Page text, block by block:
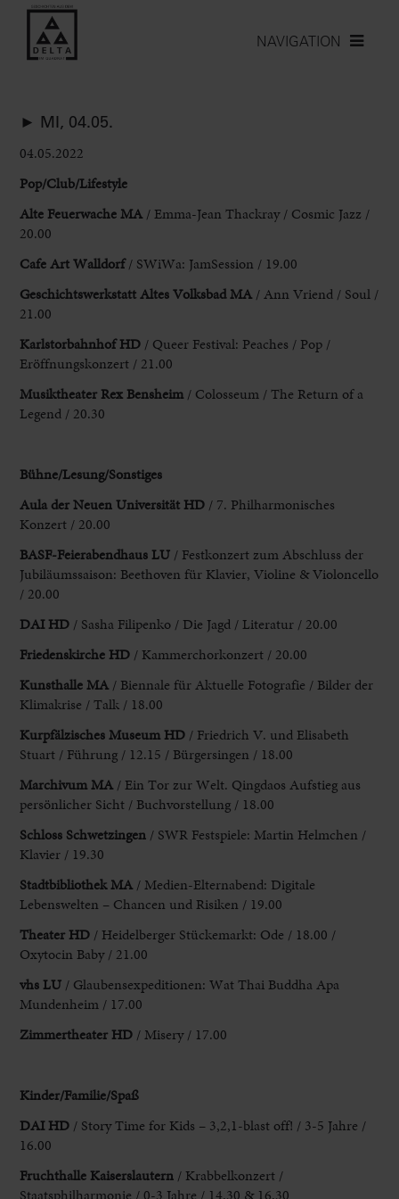
NAVIGATION
► MI, 04.05.
04.05.2022
Pop/Club/Lifestyle
Alte Feuerwache MA / Emma-Jean Thackray / Cosmic Jazz /
20.00
Cafe Art Walldorf/ SWiWa: JamSession / 19.00
Geschichtswerkstatt Altes Volksbad MA / Ann Vriend / Soul /
21.00
Karlstorbahnhof HD / Queer Festival: Peaches / Pop /
Eröffnungskonzert / 21.00
Musiktheater Rex Bensheim / Colosseum / The Return of a
Legend / 20.30
Bühne/Lesung/Sonstiges
Aulader Neuen Universität HD / 7. Philharmonisches
Konzert / 20.00
BASF-Feierabendhaus LU / Festkonzert zum Abschluss der
Jubiläumssaison: Beethoven für Klavier, Violine & Violoncello
/ 20.00
DAI HD / Sasha Filipenko / Die Jagd / Literatur / 20.00
Friedenskirche HD / Kammerchorkonzert / 20.00
Kunsthalle MA / Biennale für Aktuelle Fotografie / Bilder der
Klimakrise / Talk / 18.00
Kurpfälzisches Museum HD / Friedrich V. und Elisabeth
Stuart / Führung / 12.15 / Bürgersingen / 18.00
Marchivum MA / Ein Tor zur Welt. Qingdaos Aufstieg aus
persönlicher Sicht / Buchvorstellung / 18.00
Schloss Schwetzingen / SWR Festspiele: Martin Helmchen /
Klavier / 19.30
Stadtbibliothek MA / Medien-Elternabend: Digitale
Lebenswelten – Chancen und Risiken / 19.00
Theater HD / Heidelberger Stückemarkt: Ode / 18.00 /
Oxytocin Baby / 21.00
vhs LU / Glaubensexpeditionen: Wat Thai Buddha Apa
Mundenheim / 17.00
Zimmertheater HD / Misery / 17.00
Kinder/Familie/Spaß
DAI HD / Story Time for Kids – 3,2,1-blast off! / 3-5 Jahre /
16.00
Fruchthalle Kaiserslautern / Krabbelkonzert /